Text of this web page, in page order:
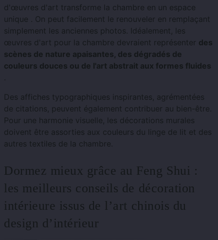
d'œuvres d'art transforme la chambre en un espace
unique . On peut facilement le renouveler en remplaçant
simplement les anciennes photos. Idéalement, les
œuvres d'art pour la chambre devraient représenter des
scènes de nature apaisantes, des dégradés de
couleurs douces ou de l'art abstrait aux formes fluides
.
Des affiches typographiques inspirantes, agrémentées
de citations, peuvent également contribuer au bien-être.
Pour une harmonie visuelle, les décorations murales
doivent être assorties aux couleurs du linge de lit et des
autres textiles de la chambre.
Dormez mieux grâce au Feng Shui :
les meilleurs conseils de décoration
intérieure issus de l’art chinois du
design d’intérieur